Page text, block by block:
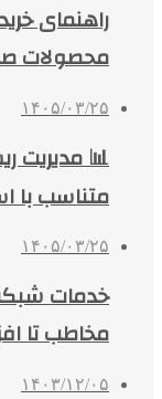
راهنمای
محصولات
۱۴۰۵/۰۳/۲۵
📊 مدیریت
متناسب با
۱۴۰۵/۰۳/۲۵
مخاطب تا
۱۴۰۳/۱۲/۰۵